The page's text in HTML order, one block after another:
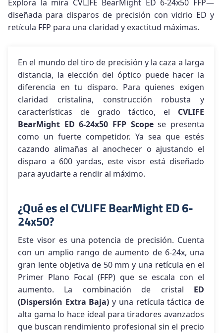
Explora la mira CVLIFE BearMight ED 6-24x50 FFP—
diseñada para disparos de precisión con vidrio ED y
retícula FFP para una claridad y exactitud máximas.
En el mundo del tiro de precisión y la caza a larga
distancia, la elección del óptico puede hacer la
diferencia en tu disparo. Para quienes exigen
claridad cristalina, construcción robusta y
características de grado táctico, el CVLIFE
BearMight ED 6-24x50 FFP Scopese presenta
como un fuerte competidor. Ya sea que estés
cazando alimañas al anochecer o ajustando el
disparo a 600 yardas, este visor está diseñado
para ayudarte a rendir al máximo.
¿Qué es el CVLIFE BearMight ED 6-
24x50?
Este visor es una potencia de precisión. Cuenta
con un amplio rango de aumento de 6-24x, una
gran lente objetiva de 50 mm y una retícula en el
Primer Plano Focal (FFP) que se escala con el
aumento. La combinación de cristal ED
(Dispersión Extra Baja) y una retícula táctica de
alta gama lo hace ideal para tiradores avanzados
que buscan rendimiento profesional sin el precio